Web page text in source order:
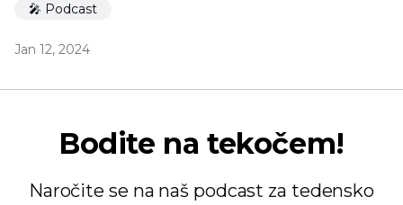
🎤 Podcast
Jan 12, 2024
Bodite na tekočem!
Naročite se na naš podcast za tedensko